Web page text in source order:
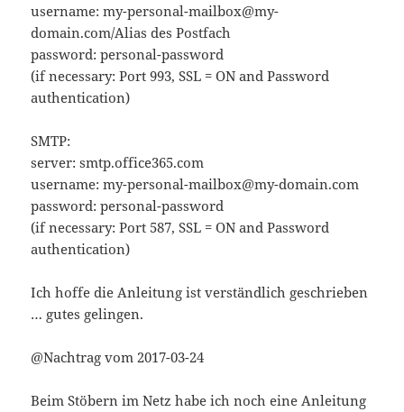
username: my-personal-mailbox@my-
domain.com/Alias des Postfach
password: personal-password
(if necessary: Port 993, SSL = ON and Password
authentication)
SMTP:
server: smtp.office365.com
username: my-personal-mailbox@my-domain.com
password: personal-password
(if necessary: Port 587, SSL = ON and Password
authentication)
Ich hoffe die Anleitung ist verständlich geschrieben
… gutes gelingen.
@Nachtrag vom 2017-03-24
Beim Stöbern im Netz habe ich noch eine Anleitung